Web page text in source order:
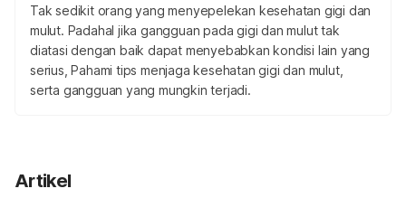
Tak sedikit orang yang menyepelekan kesehatan gigi dan
mulut. Padahal jika gangguan pada gigi dan mulut tak
diatasi dengan baik dapat menyebabkan kondisi lain yang
serius, Pahami tips menjaga kesehatan gigi dan mulut,
serta gangguan yang mungkin terjadi.
Artikel